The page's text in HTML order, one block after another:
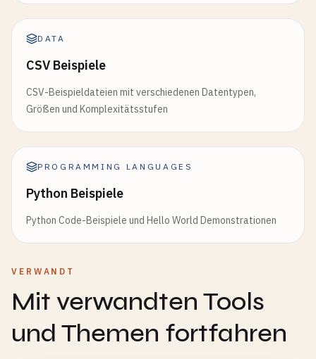
DATA
CSV Beispiele
CSV-Beispieldateien mit verschiedenen Datentypen,
Größen und Komplexitätsstufen
PROGRAMMING LANGUAGES
Python Beispiele
Python Code-Beispiele und Hello World Demonstrationen
VERWANDT
Mit verwandten Tools
und Themen fortfahren